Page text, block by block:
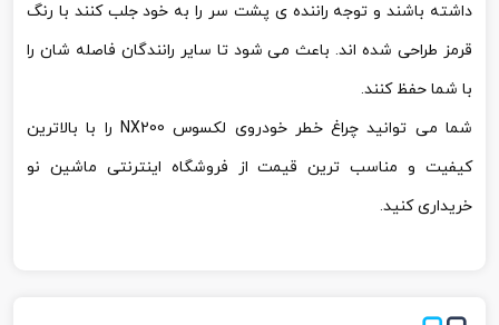
داشته باشند و توجه راننده ی پشت سر را به خود جلب کنند با رنگ
قرمز طراحی شده اند. باعث می شود تا سایر رانندگان فاصله شان را
با شما حفظ کنند.
شما می توانید چراغ خطر خودروی لکسوس NX200 را با بالاترین
کیفیت و مناسب ترین قیمت از فروشگاه اینترنتی ماشین نو
خریداری کنید.